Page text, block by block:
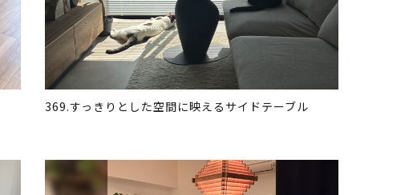
369.すっきりとした空間に映えるサイドテーブル